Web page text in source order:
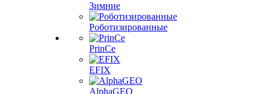
Зимние
Роботизированные
PrinCe
EFIX
AlphaGEO